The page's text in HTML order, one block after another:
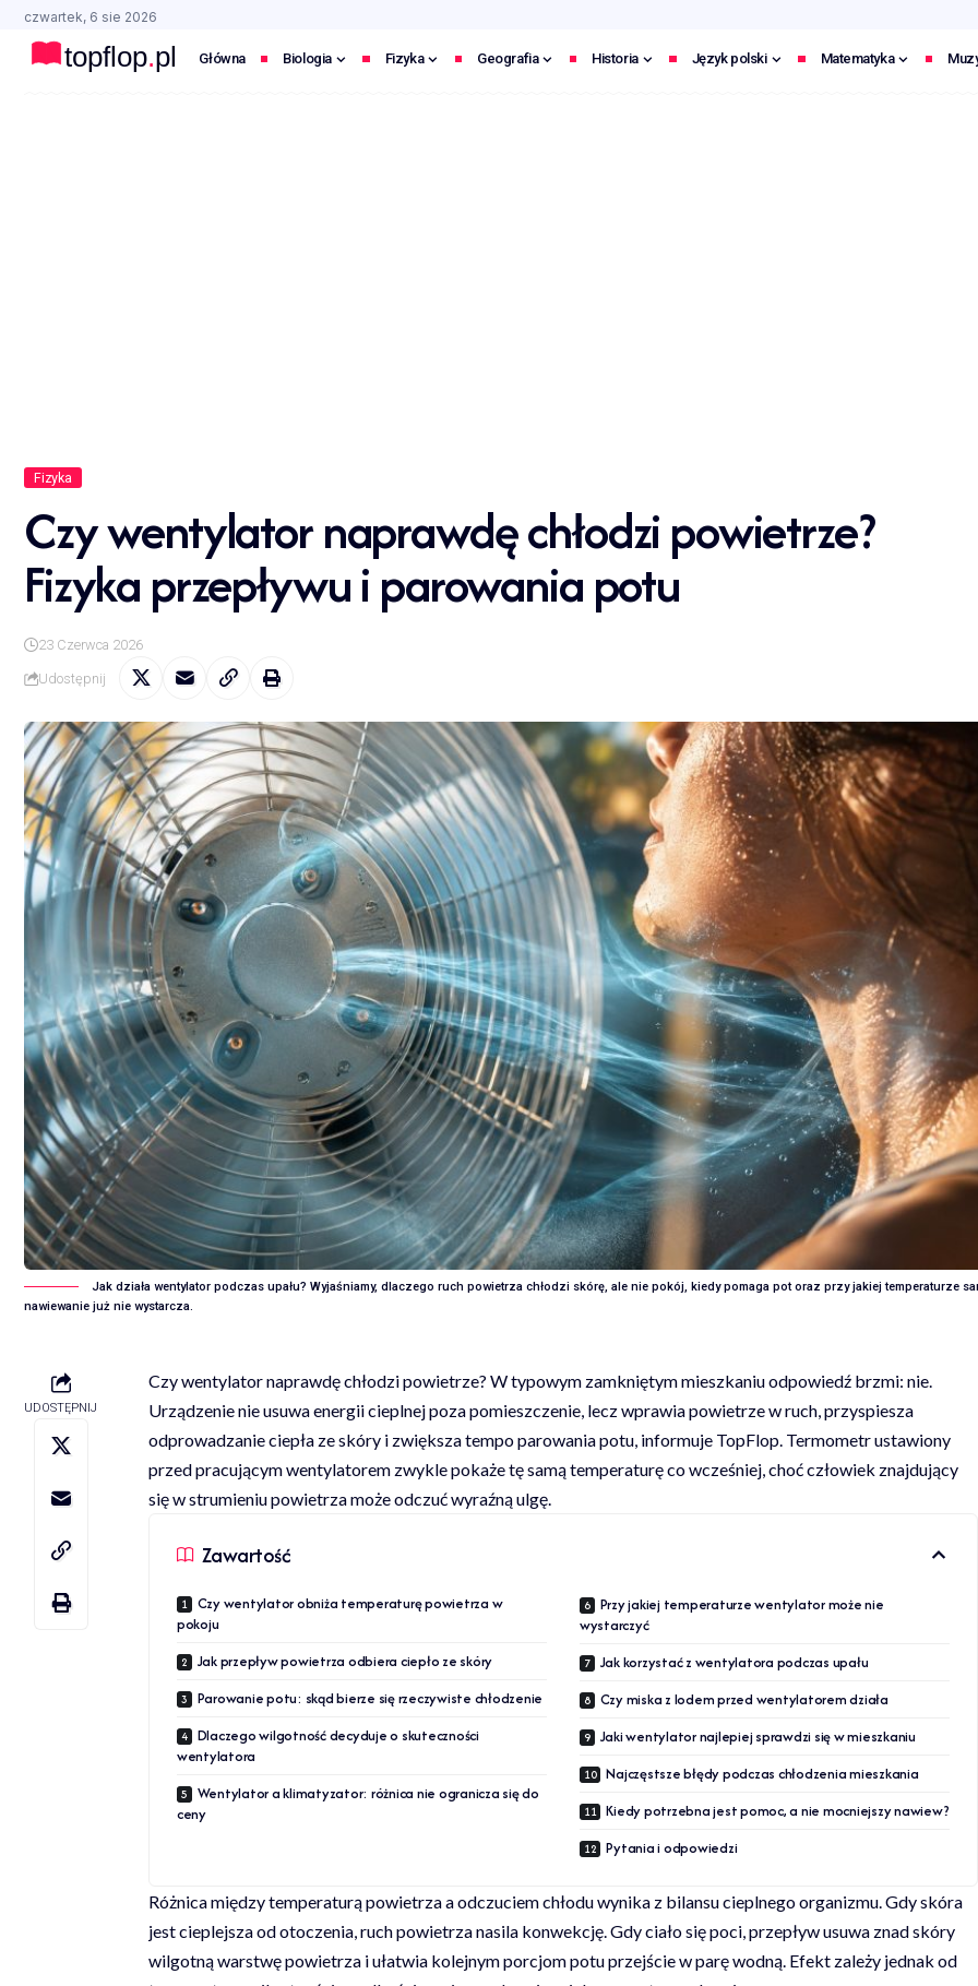
czwartek, 6 sie 2026
Główna Biologia Fizyka Geografia Historia Język polski Matematyka
Fizyka
Czy wentylator naprawdę chłodzi powietrze?
Fizyka przepływu i parowania potu
23 Czerwca 2026
Udostępnij
Jak działa wentylator podczas upału? Wyjaśniamy, dlaczego ruch powietrza chłodzi skórę, ale nie pokój, kiedy pomaga pot oraz przy jakiej temperaturze
nawiewanie już nie wystarcza.
UDOSTĘPNIJ
Czy wentylator naprawdę chłodzi powietrze? W typowym zamkniętym mieszkaniu odpowiedź brzmi: nie.
Urządzenie nie usuwa energii cieplnej poza pomieszczenie, lecz wprawia powietrze w ruch, przyspiesza
odprowadzanie ciepła ze skóry i zwiększa tempo parowania potu, informuje TopFlop. Termometr ustawiony
przed pracującym wentylatorem zwykle pokaże tę samą temperaturę co wcześniej, choć człowiek znajdujący
się w strumieniu powietrza może odczuć wyraźną ulgę.
Zawartość
Czy wentylator obniża temperaturę powietrza w
pokoju
Jak przepływ powietrza odbiera ciepło ze skóry
Parowanie potu: skąd bierze się rzeczywiste chłodzenie
Dlaczego wilgotność decyduje o skuteczności
wentylatora
Wentylator a klimatyzator: różnica nie ogranicza się do
ceny
Przy jakiej temperaturze wentylator może nie
wystarczyć
Jak korzystać z wentylatora podczas upału
Czy miska z lodem przed wentylatorem działa
Jaki wentylator najlepiej sprawdzi się w mieszkaniu
Najczęstsze błędy podczas chłodzenia mieszkania
Kiedy potrzebna jest pomoc, a nie mocniejszy nawiew?
Pytania i odpowiedzi
Różnica między temperaturą powietrza a odczuciem chłodu wynika z bilansu cieplnego organizmu. Gdy skóra
jest cieplejsza od otoczenia, ruch powietrza nasila konwekcję. Gdy ciało się poci, przepływ usuwa znad skóry
wilgotną warstwę powietrza i ułatwia kolejnym porcjom potu przejście w parę wodną. Efekt zależy jednak od